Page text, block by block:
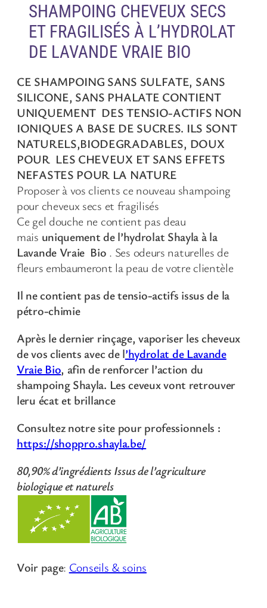
SHAMPOING CHEVEUX SECS
ET FRAGILISÉS À L’HYDROLAT
DE LAVANDE VRAIE BIO
CE SHAMPOING SANS SULFATE, SANS
SILICONE, SANS PHALATE CONTIENT
UNIQUEMENT DES TENSIO-ACTIFS NON
IONIQUES A BASE DE SUCRES. ILS SONT
NATURELS,BIODEGRADABLES, DOUX
POUR LES CHEVEUX ET SANS EFFETS
NEFASTES POUR LA NATURE
Proposer à vos clients ce nouveau shampoing
pour cheveux secs et fragilisés
Ce gel douche ne contient pas deau
mais uniquement de l’hydrolat Shayla à la
Lavande Vraie Bio . Ses odeurs naturelles de
fleurs embaumeront la peau de votre clientèle
Il ne contient pas de tensio-actifs issus de la
pétro-chimie
Après le dernier rinçage, vaporiser les cheveux
de vos clients avec de l’hydrolat de Lavande
Vraie Bio, afin de renforcer l’action du
shampoing Shayla. Les ceveux vont retrouver
leru écat et brillance
Consultez notre site pour professionnels :
https://shoppro.shayla.be/
80,90%d’ingrédients Issus de l’agriculture
biologique et naturels
Voir page: Conseils & soins